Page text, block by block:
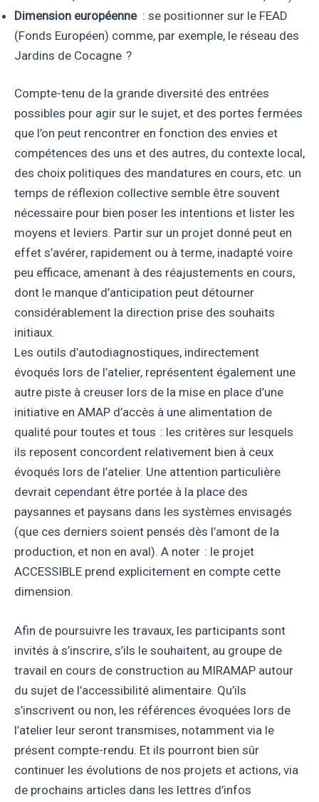
Dimension européenne : se positionner sur le FEAD
(Fonds Européen) comme, par exemple, le réseau des
Jardins de Cocagne ?
Compte-tenu de la grande diversité des entrées
possibles pour agir sur le sujet, et des portes fermées
que l’on peut rencontrer en fonction des envies et
compétences des uns et des autres, du contexte local,
des choix politiques des mandatures en cours, etc. un
temps de réflexion collective semble être souvent
nécessaire pour bien poser les intentions et lister les
moyens et leviers. Partir sur un projet donné peut en
effet s’avérer, rapidement ou à terme, inadapté voire
peu efficace, amenant à des réajustements en cours,
dont le manque d’anticipation peut détourner
considérablement la direction prise des souhaits
initiaux.
Les outils d’autodiagnostiques, indirectement
évoqués lors de l’atelier, représentent également une
autre piste à creuser lors de la mise en place d’une
initiative en AMAP d’accès à une alimentation de
qualité pour toutes et tous : les critères sur lesquels
ils reposent concordent relativement bien à ceux
évoqués lors de l’atelier. Une attention particulière
devrait cependant être portée à la place des
paysannes et paysans dans les systèmes envisagés
(que ces derniers soient pensés dès l’amont de la
production, et non en aval). A noter : le projet
ACCESSIBLE prend explicitement en compte cette
dimension.
Afin de poursuivre les travaux, les participants sont
invités à s’inscrire, s’ils le souhaitent, au groupe de
travail en cours de construction au MIRAMAP autour
du sujet de l’accessibilité alimentaire. Qu’ils
s’inscrivent ou non, les références évoquées lors de
l’atelier leur seront transmises, notamment via le
présent compte-rendu. Et ils pourront bien sûr
continuer les évolutions de nos projets et actions, via
de prochains articles dans les lettres d’infos